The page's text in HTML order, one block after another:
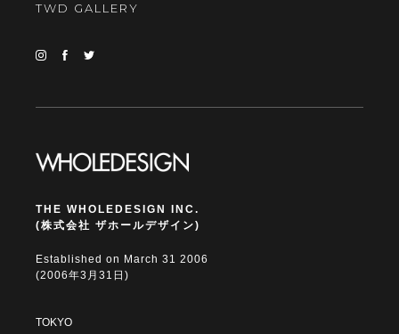
TWD GALLERY
THE WHOLEDESIGN INC.
(株式会社 ザホールデザイン)
Established on March 31 2006
(2006年3月31日)
TOKYO